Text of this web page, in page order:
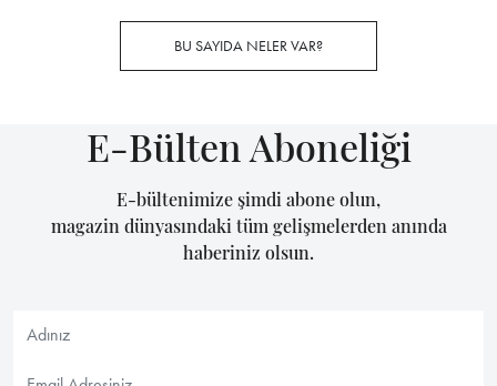
BU SAYIDA NELER VAR?
E-Bülten Aboneliği
E-bültenimize şimdi abone olun,
magazin dünyasındaki tüm gelişmelerden anında
haberiniz olsun.